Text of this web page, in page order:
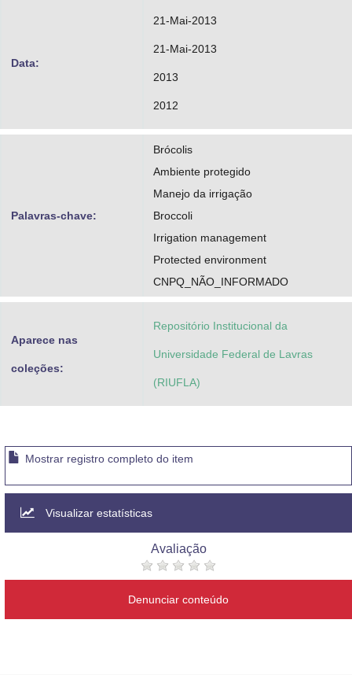
Data:
21-Mai-2013
21-Mai-2013
2013
2012
Palavras-chave:
Brócolis
Ambiente protegido
Manejo da irrigação
Broccoli
Irrigation management
Protected environment
CNPQ_NÃO_INFORMADO
Aparece nas
coleções:
Repositório Institucional da
Universidade Federal de Lavras
(RIUFLA)
Mostrar registro completo do item
Visualizar estatísticas
Avaliação
Denunciar conteúdo